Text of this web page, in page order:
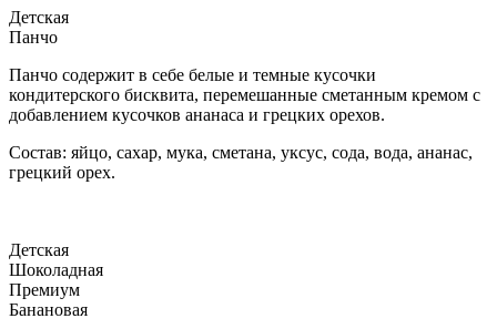
Детская
Панчо
Панчо содержит в себе белые и темные кусочки
кондитерского бисквита, перемешанные сметанным кремом с
добавлением кусочков ананаса и грецких орехов.
Состав: яйцо, сахар, мука, сметана, уксус, сода, вода, ананас,
грецкий орех.
Детская
Шоколадная
Премиум
Банановая